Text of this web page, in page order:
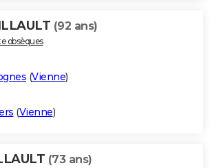
(92 ans)
obsèques
(Vienne)
(Vienne)
(73 ans)